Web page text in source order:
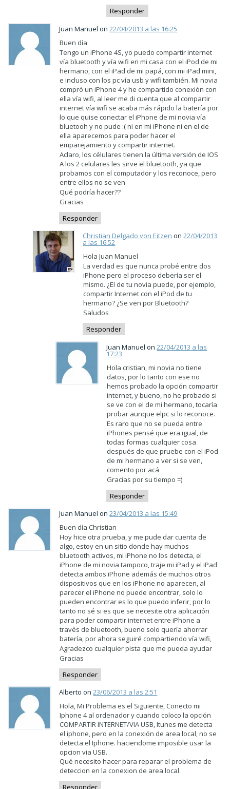
Responder
Juan Manuel on22/04/2013 a las 16:25
Buen día
Tengo un iPhone 4S, yo puedo compartir internet
vía bluetooth y vía wifi en mi casa con el iPod de mi
hermano, con el iPad de mi papá, con mi iPad mini,
e incluso con los pc vía usb y wifi también. Mi novia
compró un iPhone 4 y he compartido conexión con
ella vía wifi, al leer me di cuenta que al compartir
internet vía wifi se acaba más rápido la batería por
lo que quise conectar el iPhone de mi novia vía
bluetooh y no pude :( ni en mi iPhone ni en el de
ella aparecemos para poder hacer el
emparejamiento y compartir internet.
Aclaro, los célulares tienen la última versión de IOS
A los 2 celulares les sirve el bluetooth, ya que
probamos con el computador y los reconoce, pero
entre ellos no se ven
Qué podría hacer??
Gracias
Responder
Christian Delgado von Eitzen on22/04/2013
a las 16:52
Hola Juan Manuel
La verdad es que nunca probé entre dos
iPhone pero el proceso debería ser el
mismo. ¿El de tu novia puede, por ejemplo,
compartir Internet con el iPod de tu
hermano? ¿Se ven por Bluetooth?
Saludos
Responder
Juan Manuel on22/04/2013 a las
17:23
Hola cristian, mi novia no tiene
datos, por lo tanto con ese no
hemos probado la opción compartir
internet, y bueno, no he probado si
se ve con el de mi hermano, tocaría
probar aunque elpc si lo reconoce.
Es raro que no se pueda entre
iPhones pensé que era igual, de
todas formas cualquier cosa
después de que pruebe con el iPod
de mi hermano a ver si se ven,
comento por acá
Gracias por su tiempo =)
Responder
Juan Manuel on23/04/2013 a las 15:49
Buen día Christian
Hoy hice otra prueba, y me pude dar cuenta de
algo, estoy en un sitio donde hay muchos
bluetooth activos, mi iPhone no los detecta, el
iPhone de mi novia tampoco, traje mi iPad y el iPad
detecta ambos iPhone además de muchos otros
dispositivos que en los iPhone no aparecen, al
parecer el iPhone no puede encontrar, solo lo
pueden encontrar es lo que puedo inferir, por lo
tanto no sé si es que se necesite otra aplicación
para poder compartir internet entre iPhone a
través de bluetooth, bueno solo quería ahorrar
batería, por ahora seguiré compartiendo vía wifi,
Agradezco cualquier pista que me pueda ayudar
Gracias
Responder
Alberto on23/06/2013 a las 2:51
Hola, Mi Problema es el Siguiente, Conecto mi
Iphone 4 al ordenador y cuando coloco la opción
COMPARTIR INTERNET/VIA USB, Itunes me detecta
el iphone, pero en la conexión de area local, no se
detecta el Iphone. haciendome imposible usar la
opcion via USB.
Qué necesito hacer para reparar el problema de
deteccion en la conexion de area local.
Responder